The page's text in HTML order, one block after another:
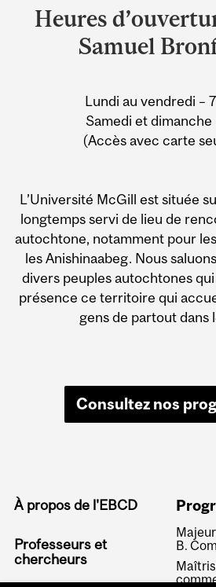
Heures
Samuel
Lundi au vendredi –
Samedi et dimanche
(Accès avec carte
L’Université McGill est située
longtemps servi de lieu de
autochtone, notamment pour
les Anishinaabeg. Nous
divers peuples autochtones
présence ce territoire qui
gens de partout dans
Consultez nos
À propos de l'EBCD
Professeurs et
chercheurs
B.